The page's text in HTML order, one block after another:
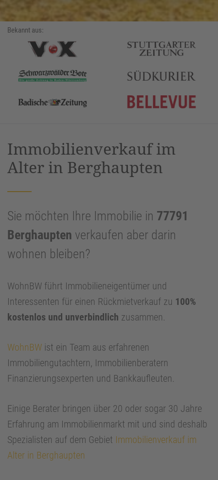
Bekannt aus:
Immobilienverkauf im
Alter in Berghaupten
Sie möchten Ihre Immobilie in 77791
Berghaupten verkaufen aber darin
wohnen bleiben?
WohnBW führt Immobilieneigentümer und
Interessenten für einen Rückmietverkauf zu 100%
kostenlos und unverbindlich zusammen.
WohnBW ist ein Team aus erfahrenen
Immobiliengutachtern, Immobilienberatern
Finanzierungsexperten und Bankkaufleuten.
Einige Berater bringen über 20 oder sogar 30 Jahre
Erfahrung am Immobilienmarkt mit und sind deshalb
Spezialisten auf dem Gebiet Immobilienverkauf im
Alter in Berghaupten